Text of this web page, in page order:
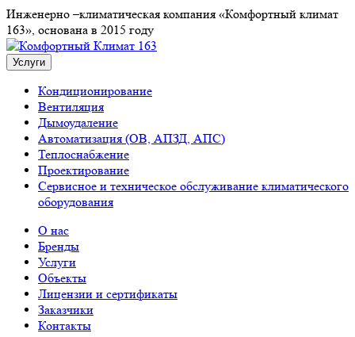
Инженерно –климатическая компания «Комфортный климат
163», основана в 2015 году
Услуги
Кондиционирование
Вентиляция
Дымоудаление
Автоматизация (ОВ, АПЗД, АПС)
Теплоснабжение
Проектирование
Сервисное и техническое обслуживание климатического
оборудования
О нас
Бренды
Услуги
Объекты
Лицензии и сертификаты
Заказчики
Контакты